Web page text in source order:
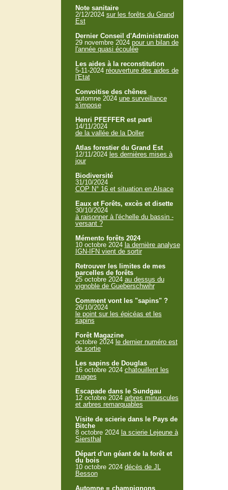
Note sanitaire
2/12/2024 sur les forêts du Grand
Est
Dernier Conseil d'Administration
29 novembre 2024 pour un bilan de
l'année quasi écoulée
Les aides à la reconstitution
5-11-2024 réouverture des aides de
l'Etat
Convoitise des chênes
automne 2024 une surveillance
s'impose
Henri PFEFFER est parti
14/11/2024
de la vallée de la Doller
Atlas forestier du Grand Est
12/11/2024 les dernières mises à
jour
Biodiversité
31/10/2024
COP N° 16 et situation en Alsace
Eaux et Forêts, excès et disette
30/10/2024
à raisonner à l'échelle du bassin -
versant ?
Mémento forêts 2024
10 octobre 2024 la dernière analyse
IGN-IFN vient de sortir
Retrouver les limites de mes
parcelles de forêts
25 octobre 2024 au dessus du
vignoble de Gueberschwihr
Comment vont les "sapins" ?
26/10/2024
le point sur les épicéas et les
sapins
Forêt Magazine
octobre 2024 le dernier numéro est
de sortie
Les sapins de Douglas
16 octobre 2024 chatouillent les
nuages
Escapade dans le Sundgau
12 octobre 2024 arbres minuscules
et arbres remarquables
Visite de scierie dans le Pays de
Bitche
8 octobre 2024 la scierie Lejeune à
Siersthal
Départ d'un géant de la forêt et
du bois
10 octobre 2024 décès de JL
Besson
Automne = champignons